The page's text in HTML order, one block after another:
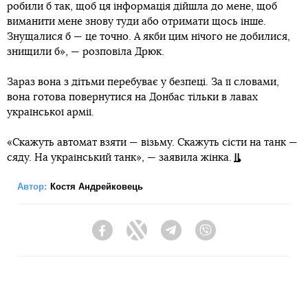
робили б так, щоб ця інформація дійшла до мене, щоб
виманити мене знову туди або отримати щось інше.
Знущалися б — це точно. А якби цим нічого не добилися,
знищили б», — розповіла Дрюк.
Зараз вона з дітьми перебуває у безпеці. За її словами,
вона готова повернутися на Донбас тільки в лавах
української армії.
«Скажуть автомат взяти — візьму. Скажуть сісти на танк —
сяду. На український танк», — заявила жінка.
Автор: Костя Андрейковець
FacebookTwitter Telegram